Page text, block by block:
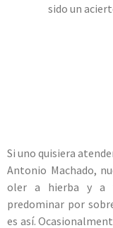
sido un
Si uno quisiera
Antonio Machado,
oler a hierba y a
predominar por
es así.